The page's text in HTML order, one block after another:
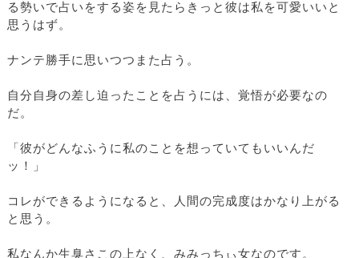
る勢いで占いをする姿を見たらきっと彼は私を可愛いいと
思うはず。
ナンテ勝手に思いつつまた占う。
自分自身の差し迫ったことを占うには、覚悟が必要なの
だ。
「彼がどんなふうに私のことを想っていてもいいんだ
ッ！」
コレができるようになると、人間の完成度はかなり上がる
と思う。
私なんか生臭さこの上なく、みみっちぃ女なのです。